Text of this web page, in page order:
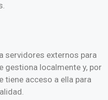
servidores externos para
gestiona localmente y, por
tiene acceso a ella para